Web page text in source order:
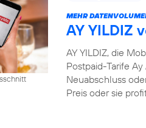
MEHR
AY YILDIZ
AY YILDIZ, die
Postpaid-Tarife
Neuabschluss
Preis oder sie